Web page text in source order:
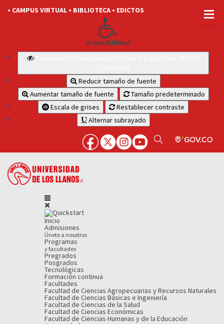
• CAMPUS VIRTUAL • BIBLIOTECA • EDICTOS
Accesibilidad
Reducir tamaño de fuente
Aumentar tamaño de fuente
Tamaño predeterminado
Escala de grises
Restablecer contraste
Alternar subrayado
Inicio
Admisiones
Únete a nosotros
Programas
y facultades
Pregrados
Posgrados
Tecnológicas
Formación continua
Facultades
Facultad de Ciencias Agropecuarias y Recursos Naturales
Facultad de Ciencias Básicas e Ingeniería
Facultad de Ciencias de la Salud
Facultad de Ciencias Económicas
Facultad de Ciencias Humanas y de la Educación